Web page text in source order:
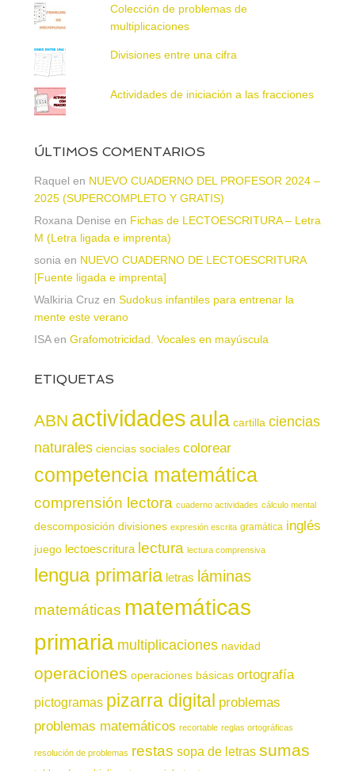
Colección de problemas de
multiplicaciones
Divisiones entre una cifra
Actividades de iniciación a las fracciones
ÚLTIMOS COMENTARIOS
Raquel en NUEVO CUADERNO DEL PROFESOR 2024 –
2025 (SUPERCOMPLETO Y GRATIS)
Roxana Denise en Fichas de LECTOESCRITURA – Letra
M (Letra ligada e imprenta)
sonia en NUEVO CUADERNO DE LECTOESCRITURA
[Fuente ligada e imprenta]
Walkiria Cruz en Sudokus infantiles para entrenar la
mente este verano
ISAen Grafomotricidad. Vocales en mayúscula
ETIQUETAS
ABN actividadesaula cartilla ciencias
naturales ciencias sociales colorear
competencia matemática
comprensión lectora cuaderno actividades cálculo mental
descomposición divisiones expresión escrita gramática inglés
juego lectoescritura lectura lectura comprensiva
lengua primaria letras láminas
matemáticas matemáticas
primaria multiplicaciones navidad
operaciones operaciones básicas ortografía
pictogramas pizarra digital problemas
problemas matemáticos recortable reglas ortográficas
resolución de problemas restas sopa de letras sumas